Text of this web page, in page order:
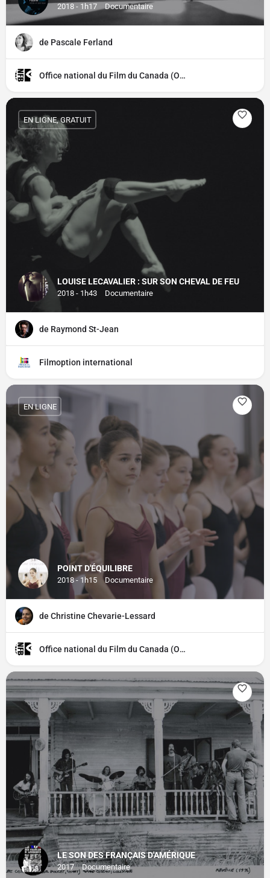
2018 - 1h17 Documentaire
de Pascale Ferland
Office national du Film du Canada (ONF)
LOUISE LECAVALIER : SUR SON CHEVAL DE FEU
2018 - 1h43 Documentaire
EN LIGNE, GRATUIT
de Raymond St-Jean
Filmoption international
POINT D'ÉQUILIBRE
2018 - 1h15 Documentaire
EN LIGNE
de Christine Chevarie-Lessard
Office national du Film du Canada (ONF)
LE SON DES FRANÇAIS D'AMÉRIQUE
2017 Documentaire